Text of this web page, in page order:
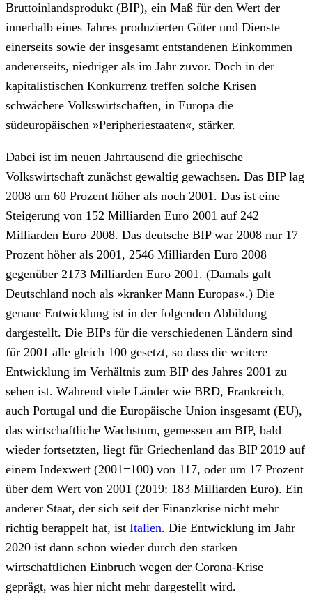
Bruttoinlandsprodukt (BIP), ein Maß für den Wert der
innerhalb eines Jahres produzierten Güter und Dienste
einerseits sowie der insgesamt entstandenen Einkommen
andererseits, niedriger als im Jahr zuvor. Doch in der
kapitalistischen Konkurrenz treffen solche Krisen
schwächere Volkswirtschaften, in Europa die
südeuropäischen »Peripheriestaaten«, stärker.
Dabei ist im neuen Jahrtausend die griechische
Volkswirtschaft zunächst gewaltig gewachsen. Das BIP lag
2008 um 60 Prozent höher als noch 2001. Das ist eine
Steigerung von 152 Milliarden Euro 2001 auf 242
Milliarden Euro 2008. Das deutsche BIP war 2008 nur 17
Prozent höher als 2001, 2546 Milliarden Euro 2008
gegenüber 2173 Milliarden Euro 2001. (Damals galt
Deutschland noch als »kranker Mann Europas«.) Die
genaue Entwicklung ist in der folgenden Abbildung
dargestellt. Die BIPs für die verschiedenen Ländern sind
für 2001 alle gleich 100 gesetzt, so dass die weitere
Entwicklung im Verhältnis zum BIP des Jahres 2001 zu
sehen ist. Während viele Länder wie BRD, Frankreich,
auch Portugal und die Europäische Union insgesamt (EU),
das wirtschaftliche Wachstum, gemessen am BIP, bald
wieder fortsetzten, liegt für Griechenland das BIP 2019 auf
einem Indexwert (2001=100) von 117, oder um 17 Prozent
über dem Wert von 2001 (2019: 183 Milliarden Euro). Ein
anderer Staat, der sich seit der Finanzkrise nicht mehr
richtig berappelt hat, ist Italien. Die Entwicklung im Jahr
2020 ist dann schon wieder durch den starken
wirtschaftlichen Einbruch wegen der Corona-Krise
geprägt, was hier nicht mehr dargestellt wird.